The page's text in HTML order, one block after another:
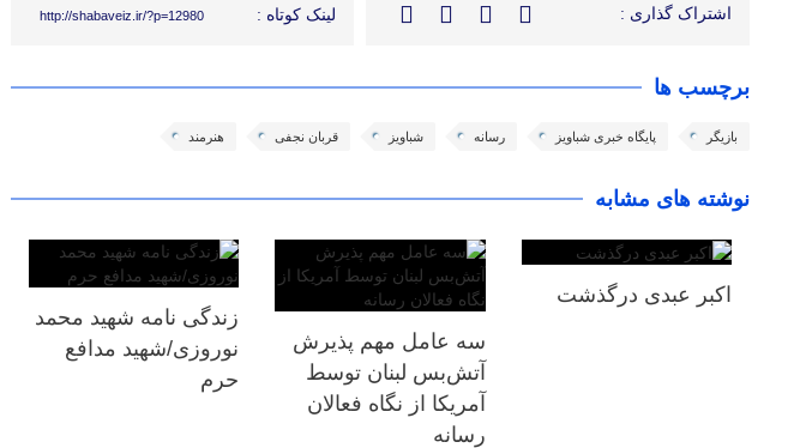
اشتراک گذاری : لینک کوتاه : http://shabaveiz.ir/?p=12980
برچسب ها
بازیگر پایگاه خبری شباویز رسانه شباویز قربان نجفی هنرمند
نوشته های مشابه
اکبر عبدی درگذشت
سه عامل مهم پذیرش
آتش‌بس لبنان توسط
آمریکا از نگاه فعالان
رسانه
زندگی نامه شهید محمد
نوروزی/شهید مدافع
حرم